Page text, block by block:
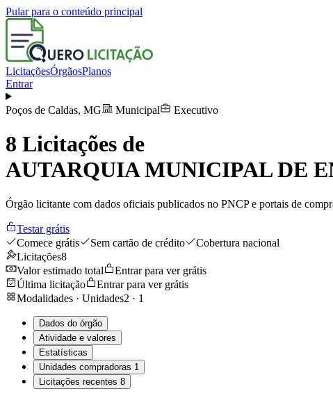
Pular para o conteúdo principal
LicitaçõesÓrgãosPlanos
Entrar
Poços de Caldas, MG Municipal Executivo
8 Licitações de
AUTARQUIA MUNICIPAL DE
Órgão licitante com dados oficiais publicados no PNCP e portais de
Testar grátis
Comece grátis
Sem cartão de crédito
Cobertura nacional
Licitações8
Valor estimado total
Entrar para ver grátis
Última licitação
Entrar para ver grátis
Modalidades · Unidades2 · 1
Dados do órgão
Atividade e valores
Estatísticas
Unidades compradoras 1
Licitações recentes 8